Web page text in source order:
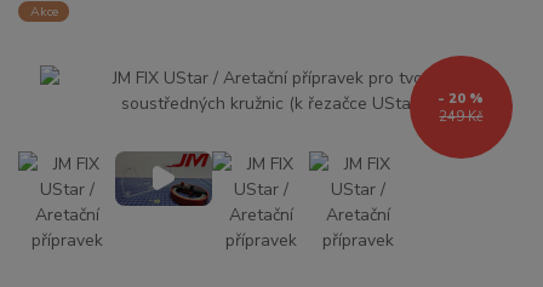
Akce
249 Kč
- 20 %